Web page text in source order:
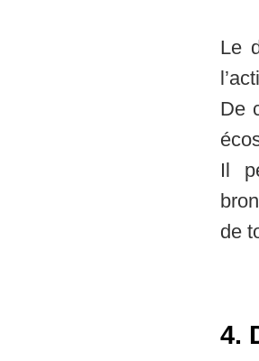
Le
De
Il
de
4.